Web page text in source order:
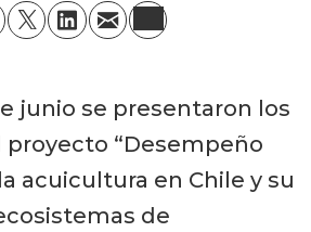
junio se presentaron los
“Desempeño
acuicultura en Chile y su
de